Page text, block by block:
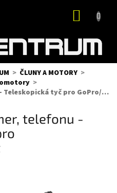
ČLUNY A MOTORY
Fasten držáky kamer, telefonu - Teleskopická tyč pro GoPro/fotoaparát
telefonu -